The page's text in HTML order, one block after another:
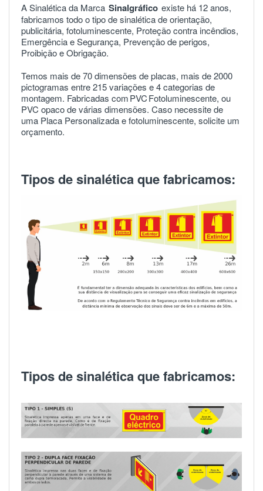
A Sinalética da Marca Sinalgráfico existe há 12 anos,
fabricamos todo o tipo de sinalética de orientação,
publicitária, fotoluminescente, Proteção contra incêndios,
Emergência e Segurança, Prevenção de perigos,
Proibição e Obrigação.
Temos mais de 70 dimensões de placas, mais de 2000
pictogramas entre 215 variações e 4 categorias de
montagem. Fabricadas comPVCFotoluminescente, ou
PVC opaco de várias dimensões. Caso necessite de
uma Placa Personalizada e fotoluminescente, solicite um
orçamento.
Tipos de sinalética que fabricamos:
Tipos de sinalética que fabricamos: